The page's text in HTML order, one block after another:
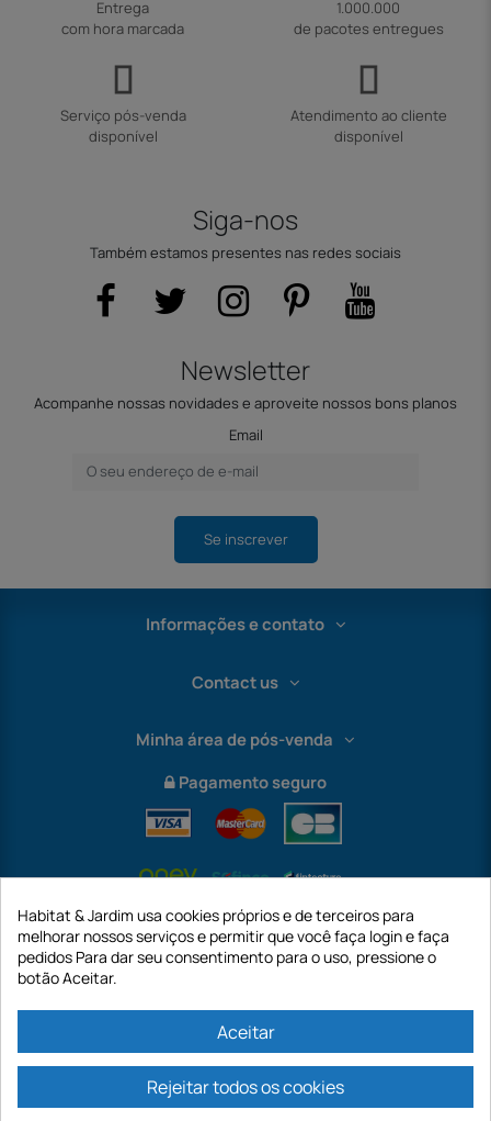
Entrega
com hora marcada
1.000.000
de pacotes entregues
Serviço pós-venda
disponível
Atendimento ao cliente
disponível
Siga-nos
Também estamos presentes nas redes sociais
Newsletter
Acompanhe nossas novidades e aproveite nossos bons planos
Email
Se inscrever
Informações e contato
Contact us
Minha área de pós-venda
Pagamento seguro
https://www.habitatejardim.pt é um site da empresa GECODIS SA com um
Habitat & Jardim usa cookies próprios e de terceiros para
melhorar nossos serviços e permitir que você faça login e faça
pedidos Para dar seu consentimento para o uso, pressione o
botão Aceitar.
Aceitar
Rejeitar todos os cookies